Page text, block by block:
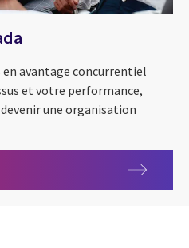
avantage concurrentiel
et votre performance,
une organisation